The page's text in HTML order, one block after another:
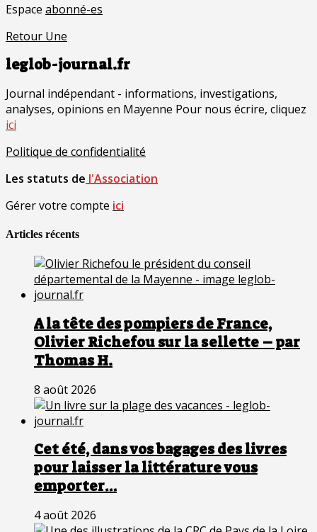
Espace abonné-es
Retour Une
leglob-journal.fr
Journal indépendant - informations, investigations,
analyses, opinions en Mayenne Pour nous écrire, cliquez
ici
Politique de confidentialité
Les statuts de l'Association
Gérer votre compte ici
Articles récents
A la tête des pompiers de France,
Olivier Richefou sur la sellette – par
Thomas H.
8 août 2026
Cet été, dans vos bagages des livres
pour laisser la littérature vous
emporter…
4 août 2026